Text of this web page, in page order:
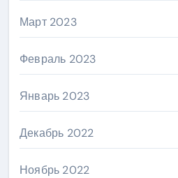
Март 2023
Февраль 2023
Январь 2023
Декабрь 2022
Ноябрь 2022